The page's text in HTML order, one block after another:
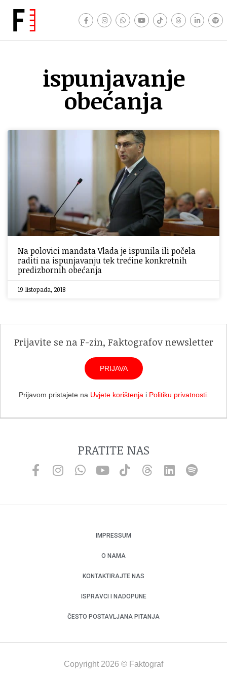
ispunjavanje
obećanja
Na polovici mandata Vlada je ispunila ili počela
raditi na ispunjavanju tek trećine konkretnih
predizbornih obećanja
19 listopada, 2018
Prijavite se na F-zin, Faktografov newsletter
PRIJAVA
Prijavom pristajete na Uvjete korištenja i Politiku privatnosti.
PRATITE NAS
IMPRESSUM
O NAMA
KONTAKTIRAJTE NAS
ISPRAVCI I NADOPUNE
ČESTO POSTAVLJANA PITANJA
Copyright 2026 © Faktograf